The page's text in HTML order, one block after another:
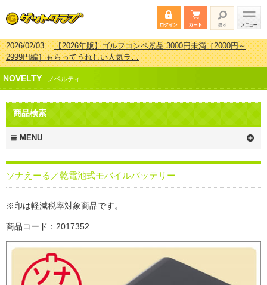
2026/02/03【2026年版】ゴルフコンペ景品 3000円未満［2000円～
2999円編］もらってうれしい人気ラ…
2026/07/15【2026年版】ビンゴゲーム景品おすすめ金額別人気ランキ
ング 更新しました！
2026/04/03【2026年版】ゴルフコンペ景品 3000円未満［2000円～
2999円編］もらってうれしい人気ラ…
2026/02/16
新しました！
NOVELTY ノベルティ
商品検索
MENU
ソナえーる／乾電池式モバイルバッテリー
※印は軽減税率対象商品です。
商品コード：2017352